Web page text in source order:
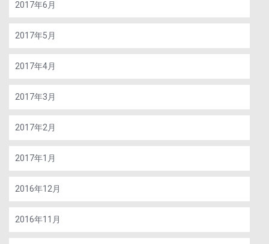
2017年6月
2017年5月
2017年4月
2017年3月
2017年2月
2017年1月
2016年12月
2016年11月